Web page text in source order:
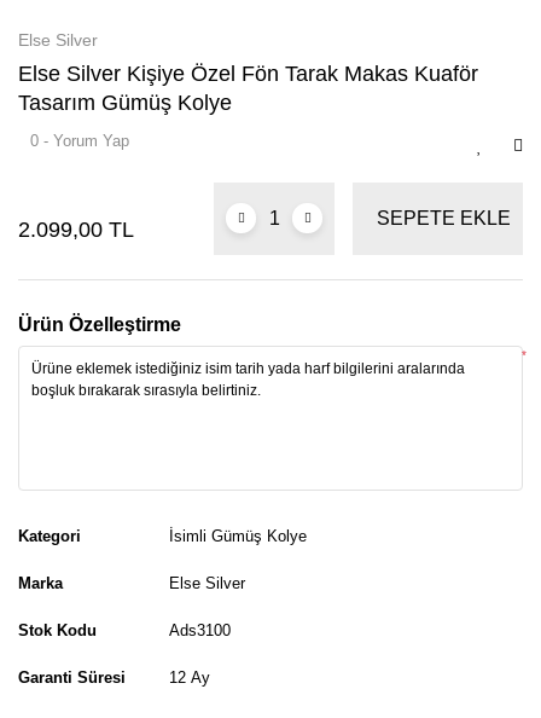
Else Silver
Else Silver Kişiye Özel Fön Tarak Makas Kuaför
Tasarım Gümüş Kolye
0 - Yorum Yap
2.099,00 TL SEPETE EKLE
Ürün Özelleştirme
*
Kategori İsimli Gümüş Kolye
Marka Else Silver
Stok Kodu Ads3100
Garanti Süresi 12 Ay